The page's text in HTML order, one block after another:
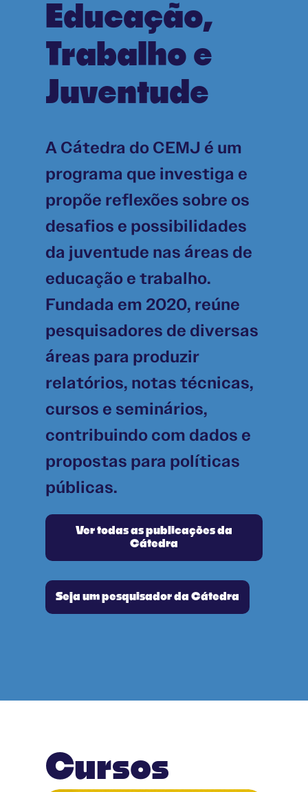
Educação,
Trabalho e
Juventude
A Cátedra do CEMJ é um
programa que investiga e
propõe reflexões sobre os
desafios e possibilidades
da juventude nas áreas de
educação e trabalho.
Fundada em 2020, reúne
pesquisadores de diversas
áreas para produzir
relatórios, notas técnicas,
cursos e seminários,
contribuindo com dados e
propostas para políticas
públicas.
Ver todas as publicações da
Cátedra
Seja um pesquisador da Cátedra
Cursos